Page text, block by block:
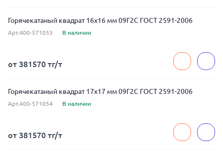
Горячекатаный квадрат 16x16 мм 09Г2С ГОСТ 2591-2006
Арт.400-571053 В наличии
от 381570 тг/т
Горячекатаный квадрат 17x17 мм 09Г2С ГОСТ 2591-2006
Арт.400-571054 В наличии
от 381570 тг/т